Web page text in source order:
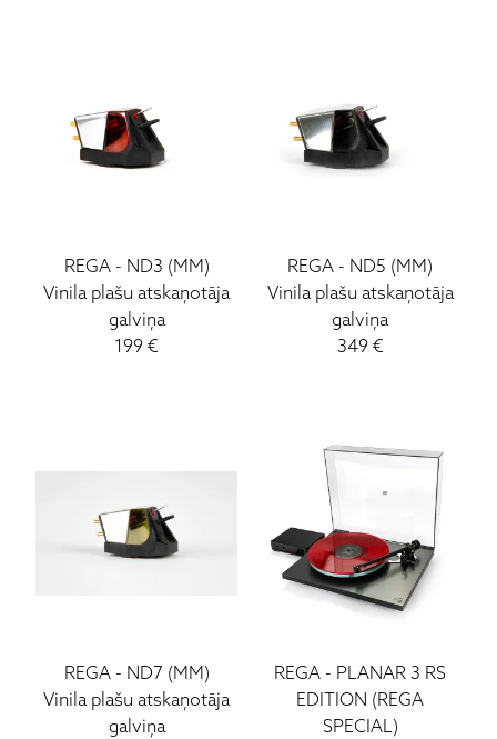
REGA- ND3 (MM)
Vinila plašu atskaņotāja
galviņa
199 €
REGA - ND5 (MM)
Vinila plašu atskaņotāja
galviņa
349€
REGA- ND7 (MM)
Vinila plašu atskaņotāja
galviņa
REGA - PLANAR 3 RS
EDITION (REGA
SPECIAL)